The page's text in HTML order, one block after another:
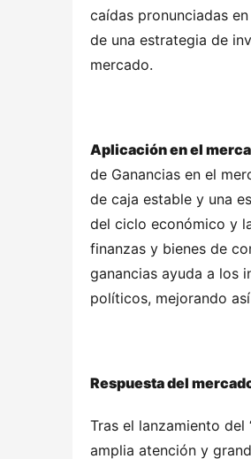
caídas pronunciadas
de una estrategia de
mercado.
Aplicación en el
de Ganancias en el
de caja estable y una
del ciclo económico y
finanzas y bienes de
ganancias ayuda a los
políticos, mejorando
Respuesta del
Tras el lanzamiento del
amplia atención y